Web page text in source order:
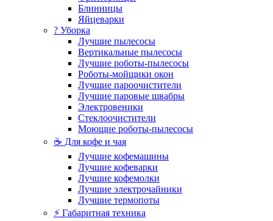
Блинницы
Яйцеварки
? Уборка
Лучшие пылесосы
Вертикальные пылесосы
Лучшие роботы-пылесосы
Роботы-мойщики окон
Лучшие пароочистители
Лучшие паровые швабры
Электровеники
Стеклоочистители
Моющие роботы-пылесосы
☕ Для кофе и чая
Лучшие кофемашины
Лучшие кофеварки
Лучшие кофемолки
Лучшие электрочайники
Лучшие термопоты
⚡ Габаритная техника